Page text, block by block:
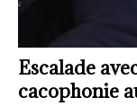
Escalade
cacophonie